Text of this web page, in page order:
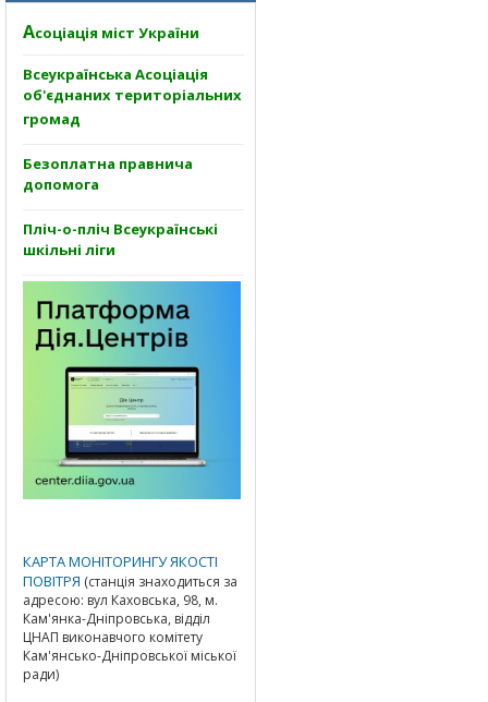
Асоціація міст України
Всеукраїнська Асоціація
об'єднаних територіальних
громад
Безоплатна правнича
допомога
Пліч-о-пліч Всеукраїнські
шкільні ліги
КАРТА МОНІТОРИНГУ ЯКОСТІ
ПОВІТРЯ (станція знаходиться за
адресою: вул Каховська, 98, м.
Кам'янка-Дніпровська, відділ
ЦНАП виконавчого комітету
Кам'янсько-Дніпровської міської
ради)